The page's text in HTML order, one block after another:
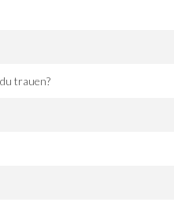
trauen?